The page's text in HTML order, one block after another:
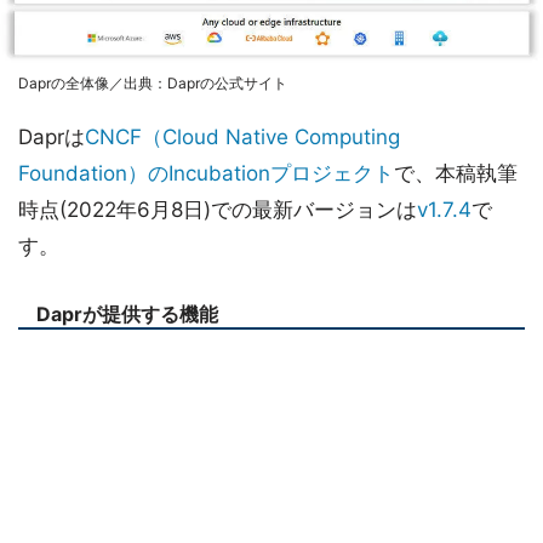
Daprの全体像／出典：Daprの公式サイト
DaprはCNCF（Cloud Native Computing
Foundation）のIncubationプロジェクト で、本稿執筆
時点(2022年6月8日)での最新バージョンはv1.7.4で
す。
Daprが提供する機能